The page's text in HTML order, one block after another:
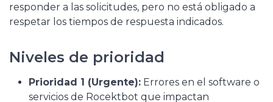
responder a las solicitudes, pero no está obligado a
respetar los tiempos de respuesta indicados.
Niveles de prioridad
Prioridad 1 (Urgente): Errores en el software o
servicios de Rocektbot que impactan